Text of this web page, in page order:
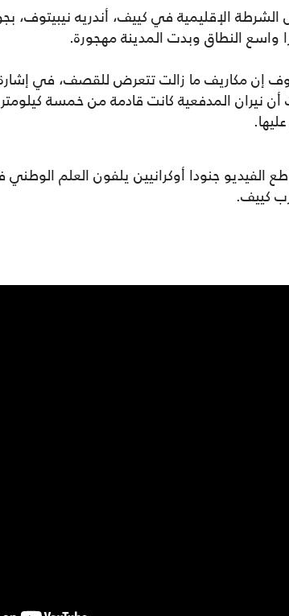
الإقليمية في كييف، أندريه نيبيتوف،
واسع النطاق وبدت المدينة مهجورة.
إن مكاريف ما زالت تتعرض للقصف، في
أن نيران المدفعية كانت قادمة من خمسة
كييف.